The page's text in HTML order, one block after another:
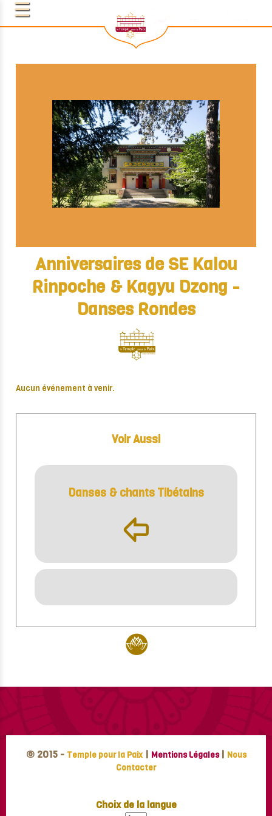
Anniversaires de SE Kalou
Rinpoche & Kagyu Dzong -
Danses Rondes
Aucun événement à venir.
Voir Aussi
Danses & chants Tibétains
þ
© 2015 - Temple pour la Paix | Mentions Légales | Nous
Contacter
Choix de la langue